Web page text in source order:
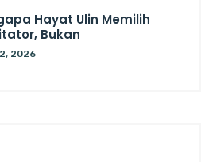
Hayat Ulin Memilih
Bukan
2026